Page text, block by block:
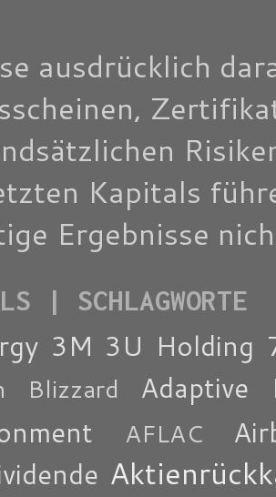
ausdrücklich
Kapitals
Ergebnisse
| SCHLAGWORTE
3M 3U Holding
Blizzard
Adaptive
AFLAC